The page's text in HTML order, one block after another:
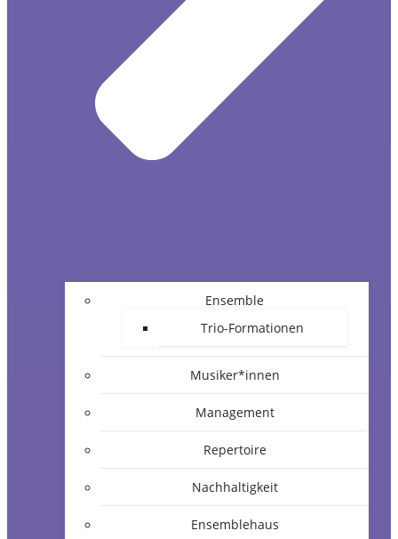
Ensemble
Trio-Formationen
Musiker*innen
Management
Repertoire
Nachhaltigkeit
Ensemblehaus